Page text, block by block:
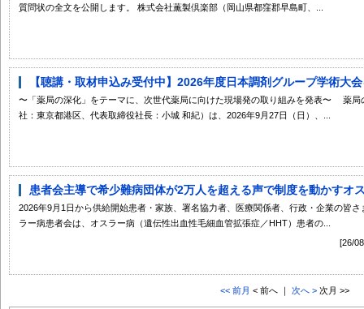
質問状の全文を公開します。 株式会社薫製倶楽部（岡山県都窪郡早島町、...
【聴講・取材申込み受付中】2026年度日本調剤グループ学術大
〜「薬局の深化」をテーマに、次世代薬局に向けた現場発の取り組みを発表〜 薬局
社：東京都港区、代表取締役社長：小城 和紀）は、2026年9月27日（日）、...
患者会主導で希少難病団体が2万人を超える声で制度を動かすオ
2026年9月1日から供給開始患者・家族、署名協力者、医療関係者、行政・企業の皆
ラー病患者会は、オスラー病（遺伝性出血性毛細血管拡張症／HHT）患者の...
[26/
<< 前月 < 前へ ｜ 次へ >次月 >>